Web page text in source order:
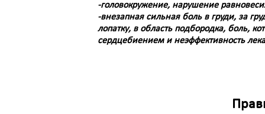
-головокружение, нарушение
-внезапная сильная боль в груди, за
лопатку, в область подбородка, боль,
сердцебиением и неэффективность